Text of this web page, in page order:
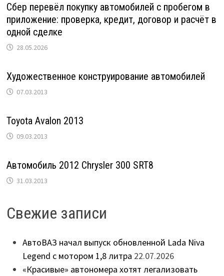
Сбер перевёл покупку автомобилей с пробегом в
приложение: проверка, кредит, договор и расчёт в
одной сделке
28.05.2026
Художественное конструирование автомобилей
07.03.2013
Toyota Avalon 2013
09.03.2013
Автомобиль 2012 Chrysler 300 SRT8
31.03.2013
Свежие записи
АвтоВАЗ начал выпуск обновленной Lada Niva
Legend с мотором 1,8 литра 22.07.2026
«Красивые» автономера хотят легализовать